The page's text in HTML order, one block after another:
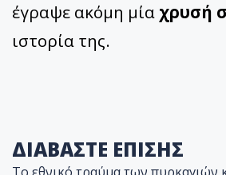
έγραψε ακόμη μία χρυσή
ιστορία της.
ΔΙΑΒΑΣΤΕ ΕΠΙΣΗΣ